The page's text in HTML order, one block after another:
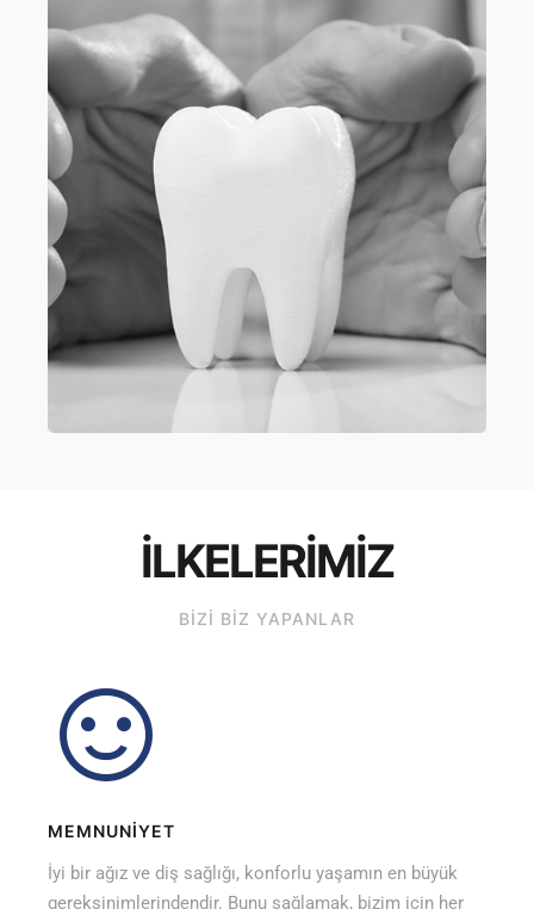
İLKELERİMİZ
BİZİ BİZ YAPANLAR
MEMNUNİYET
İyi bir ağız ve diş sağlığı, konforlu yaşamın en büyük
gereksinimlerindendir. Bunu sağlamak, bizim için her